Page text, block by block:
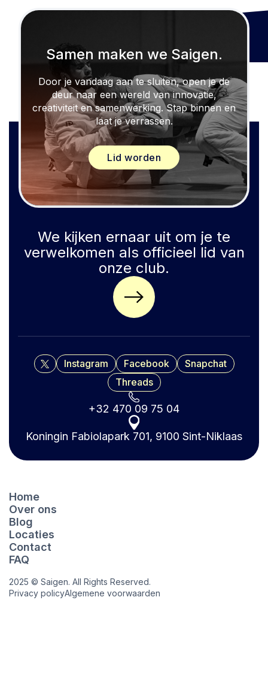
Samen maken we Saigen.
Door je vandaag aan te sluiten, open je de
deur naar een wereld van innovatie,
creativiteit en samenwerking. Stap binnen en
laat je verrassen.
Lid worden
We kijken ernaar uit om je te
verwelkomen als officieel lid van
onze club.
X Instagram Facebook
Snapchat
Threads
+32 470 09 75 04
Koningin Fabiolapark 701, 9100 Sint-Niklaas
Home
Over ons
Blog
Locaties
Contact
FAQ
2025 © Saigen. All Rights Reserved.
Privacy policyAlgemene voorwaarden